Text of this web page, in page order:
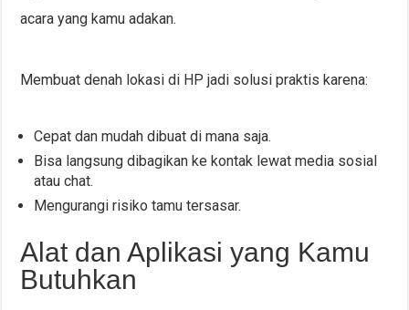
acara yang kamu adakan.
Membuat denah lokasi di HP jadi solusi praktis karena:
Cepat dan mudah dibuat di mana saja.
Bisa langsung dibagikan ke kontak lewat media sosial
atau chat.
Mengurangi risiko tamu tersasar.
Alat dan Aplikasi yang Kamu
Butuhkan